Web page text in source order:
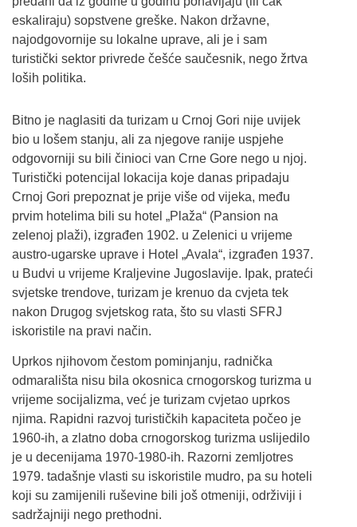
eskaliraju) sopstvene greške. Nakon državne,
najodgovornije su lokalne uprave, ali je i sam
turistički sektor privrede češće saučesnik, nego žrtva
loših politika.
Bitno je naglasiti da turizam u Crnoj Gori nije uvijek
bio u lošem stanju, ali za njegove ranije uspjehe
odgovorniji su bili činioci van Crne Gore nego u njoj.
Turistički potencijal lokacija koje danas pripadaju
Crnoj Gori prepoznat je prije više od vijeka, među
prvim hotelima bili su hotel „Plaža“ (Pansion na
zelenoj plaži), izgrađen 1902. u Zelenici u vrijeme
austro-ugarske uprave i Hotel „Avala“, izgrađen 1937.
u Budvi u vrijeme Kraljevine Jugoslavije. Ipak, prateći
svjetske trendove, turizam je krenuo da cvjeta tek
nakon Drugog svjetskog rata, što su vlasti SFRJ
iskoristile na pravi način.
Uprkos njihovom čestom pominjanju, radnička
odmarališta nisu bila okosnica crnogorskog turizma u
vrijeme socijalizma, već je turizam cvjetao uprkos
njima. Rapidni razvoj turističkih kapaciteta počeo je
1960-ih, a zlatno doba crnogorskog turizma uslijedilo
je u decenijama 1970-1980-ih. Razorni zemljotres
1979. tadašnje vlasti su iskoristile mudro, pa su hoteli
koji su zamijenili ruševine bili još otmeniji, održiviji i
sadržajniji nego prethodni.